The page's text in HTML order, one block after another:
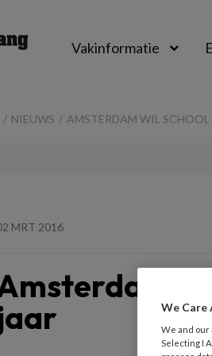
Vakinformatie
NIEUWS AMSTERDAM WIL
MRT 2016
We Care
We and our
Selecting I